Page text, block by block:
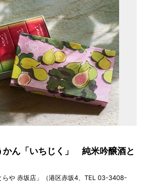
かん「いちじく」 純米吟醸酒と
らや 赤坂店」（港区赤坂4、TEL 03-3408-